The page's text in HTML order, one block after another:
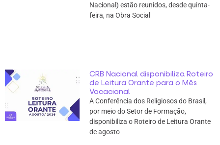
Nacional) estão reunidos, desde quinta-
feira, na Obra Social
CRB Nacional disponibiliza Roteiro
de Leitura Orante para o Mês
Vocacional
A Conferência dos Religiosos do Brasil,
por meio do Setor de Formação,
disponibiliza o Roteiro de Leitura Orante
de agosto